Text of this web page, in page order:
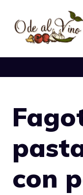
contenuto
con